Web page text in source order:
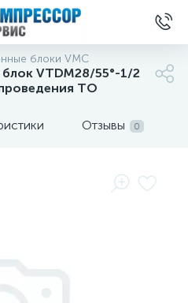
блоки VMC
VTDM28/55°-1/2
ТО
Отзывы 0